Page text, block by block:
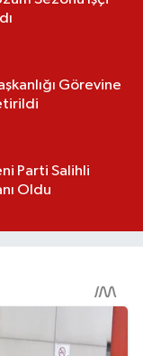
Görevine
Parti Salihli
Oldu